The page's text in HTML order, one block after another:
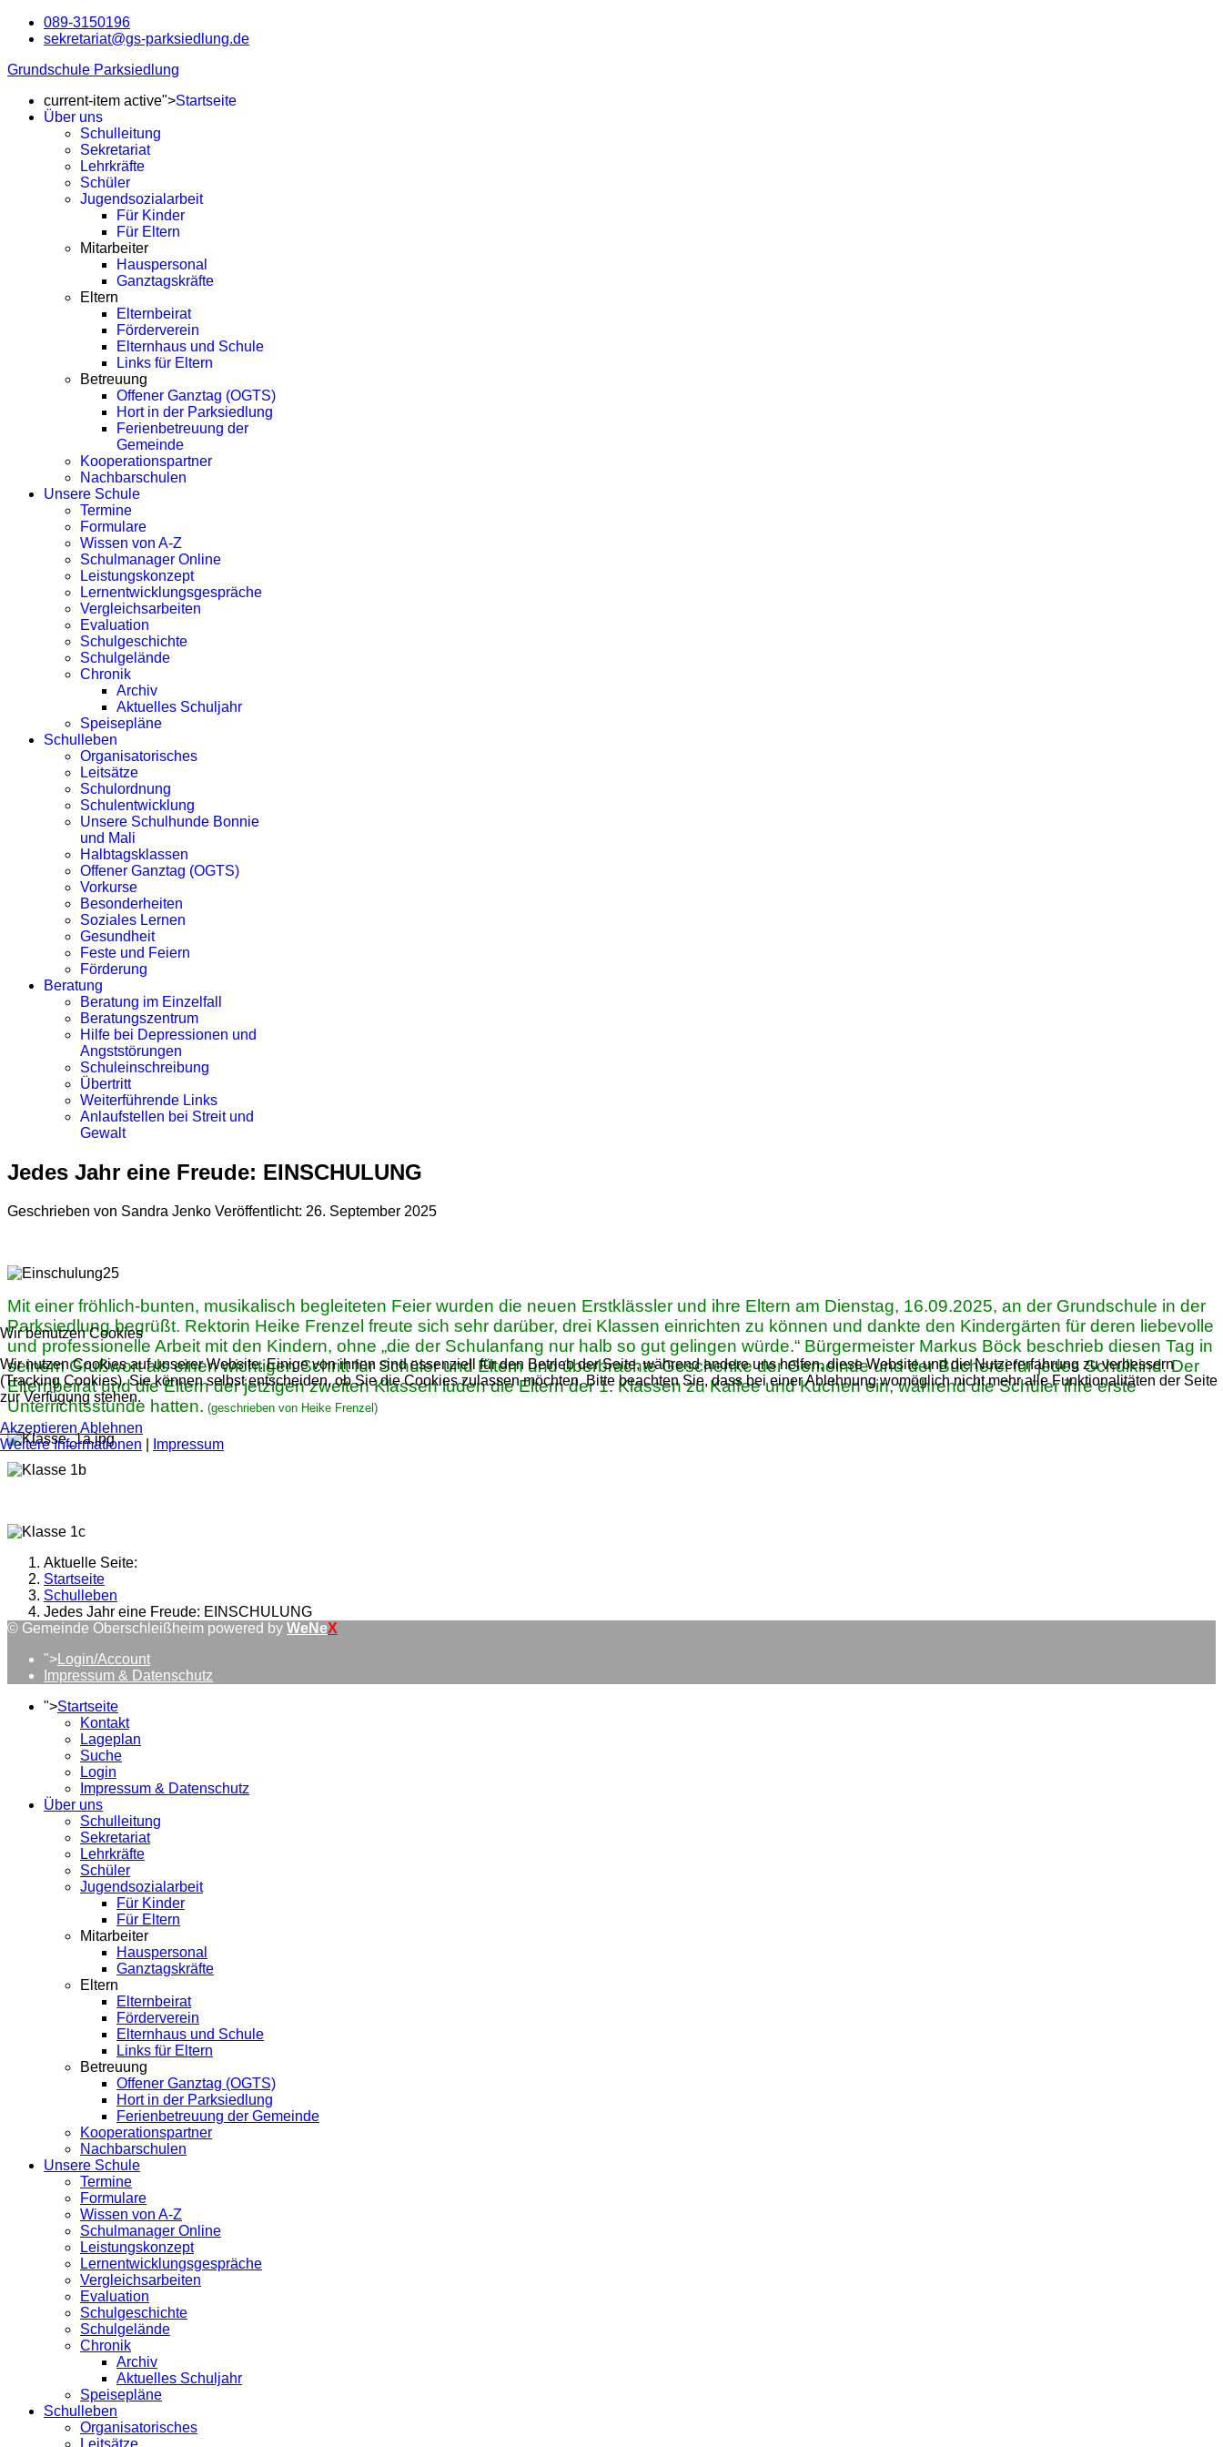
089-3150196
sekretariat@gs-parksiedlung.de
Grundschule Parksiedlung
current-item active">Startseite
Über uns
Schulleitung
Sekretariat
Lehrkräfte
Schüler
Jugendsozialarbeit
Für Kinder
Für Eltern
Mitarbeiter
Hauspersonal
Ganztagskräfte
Eltern
Elternbeirat
Förderverein
Elternhaus und Schule
Links für Eltern
Betreuung
Offener Ganztag (OGTS)
Hort in der Parksiedlung
Ferienbetreuung der
Gemeinde
Kooperationspartner
Nachbarschulen
Unsere Schule
Termine
Formulare
Wissen von A-Z
Schulmanager Online
Leistungskonzept
Lernentwicklungsgespräche
Vergleichsarbeiten
Evaluation
Schulgeschichte
Schulgelände
Chronik
Archiv
Aktuelles Schuljahr
Speisepläne
Schulleben
Organisatorisches
Leitsätze
Schulordnung
Schulentwicklung
Unsere Schulhunde Bonnie
und Mali
Halbtagsklassen
Offener Ganztag (OGTS)
Vorkurse
Besonderheiten
Soziales Lernen
Gesundheit
Feste und Feiern
Förderung
Beratung
Beratung im Einzelfall
Beratungszentrum
Hilfe bei Depressionen und
Angststörungen
Schuleinschreibung
Übertritt
Weiterführende Links
Anlaufstellen bei Streit und
Gewalt
Jedes Jahr eine Freude: EINSCHULUNG
Geschrieben von Sandra Jenko Veröffentlicht: 26. September 2025
Mit einer fröhlich-bunten, musikalisch begleiteten Feier wurden die neuen Erstklässler und ihre Eltern am Dienstag, 16.09.2025, an der Grundschule in der
Parksiedlung begrüßt. Rektorin Heike Frenzel freute sich sehr darüber, drei Klassen einrichten zu können und dankte den Kindergärten für deren liebevolle
und professionelle Arbeit mit den Kindern, ohne „die der Schulanfang nur halb so gut gelingen würde.“ Bürgermeister Markus Böck beschrieb diesen Tag in
seinem Grußwort als einen wichtigen Schritt für Schüler und Eltern und überbrachte Geschenke der Gemeinde und der Bücherei für jedes Schulkind. Der
Elternbeirat und die Eltern der jetzigen zweiten Klassen luden die Eltern der 1. Klassen zu Kaffee und Kuchen ein, während die Schüler ihre erste
Unterrichtsstunde hatten. (geschrieben von Heike Frenzel)
Aktuelle Seite:
Startseite
Schulleben
Jedes Jahr eine Freude: EINSCHULUNG
© Gemeinde Oberschleißheim powered by WeNeX
"> Login/Account
Impressum & Datenschutz
">Startseite
Kontakt
Lageplan
Suche
Login
Impressum & Datenschutz
Über uns
Schulleitung
Sekretariat
Lehrkräfte
Schüler
Jugendsozialarbeit
Für Kinder
Für Eltern
Mitarbeiter
Hauspersonal
Ganztagskräfte
Eltern
Elternbeirat
Förderverein
Elternhaus und Schule
Links für Eltern
Betreuung
Offener Ganztag (OGTS)
Hort in der Parksiedlung
Ferienbetreuung der Gemeinde
Kooperationspartner
Nachbarschulen
Unsere Schule
Termine
Formulare
Wissen von A-Z
Schulmanager Online
Leistungskonzept
Lernentwicklungsgespräche
Vergleichsarbeiten
Evaluation
Schulgeschichte
Schulgelände
Chronik
Archiv
Aktuelles Schuljahr
Speisepläne
Schulleben
Organisatorisches
Leitsätze
Wir benutzen Cookies
Wir nutzen Cookies auf unserer Website. Einige von ihnen sind essenziell für den Betrieb der Seite, während andere uns helfen, diese Website und die Nutzererfahrung zu verbessern
(Tracking Cookies). Sie können selbst entscheiden, ob Sie die Cookies zulassen möchten. Bitte beachten Sie, dass bei einer Ablehnung womöglich nicht mehr alle Funktionalitäten der Seite
zur Verfügung stehen.
Akzeptieren Ablehnen
Weitere Informationen
Impressum